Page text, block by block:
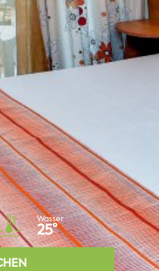
Wasser
25°